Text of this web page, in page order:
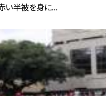
い半被を身に...